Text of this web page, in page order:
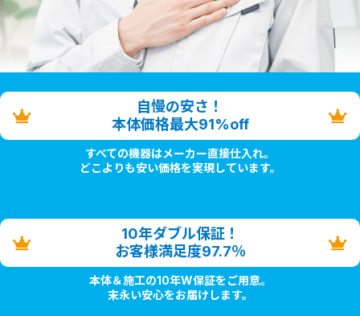
自慢の安さ！
本体価格最大91%off
すべての機器はメーカー直接仕入れ。
どこよりも安い価格を実現しています。
10年ダブル保証！
お客様満足度97.7％
本体＆施工の10年W保証をご用意。
末永い安心をお届けします。